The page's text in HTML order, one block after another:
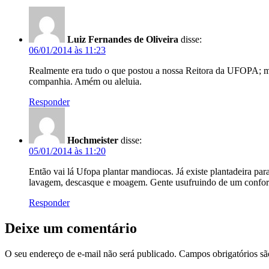
Luiz Fernandes de Oliveira disse:
06/01/2014 às 11:23
Realmente era tudo o que postou a nossa Reitora da
companhia. Amém ou aleluia.
Responder
Hochmeister disse:
05/01/2014 às 11:20
Então vai lá Ufopa plantar mandiocas. Já existe plantadeira
lavagem, descasque e moagem. Gente usufruindo de um
Responder
Deixe um comentário
O seu endereço de e-mail não será publicado. Campos obrigatórios